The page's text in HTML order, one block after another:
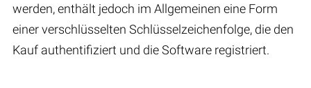
werden, enthält jedoch im Allgemeinen eine Form
einer verschlüsselten Schlüsselzeichenfolge, die den
Kauf authentifiziert und die Software registriert.